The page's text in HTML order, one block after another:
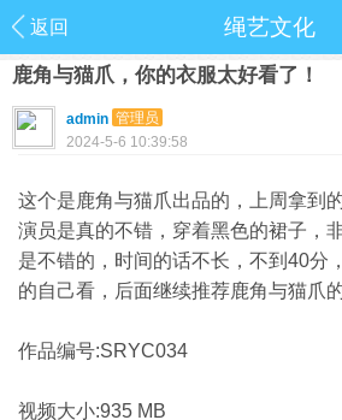
返回 绳艺文化
鹿角与猫爪，你的衣服太好看了！
admin 管理员
2024-5-6 10:39:58
这个是鹿角与猫爪出品的，上周拿到
演员是真的不错，穿着黑色的裙子，
是不错的，时间的话不长，不到40分
的自己看，后面继续推荐鹿角与猫爪
作品编号:SRYC034
视频大小:935 MB